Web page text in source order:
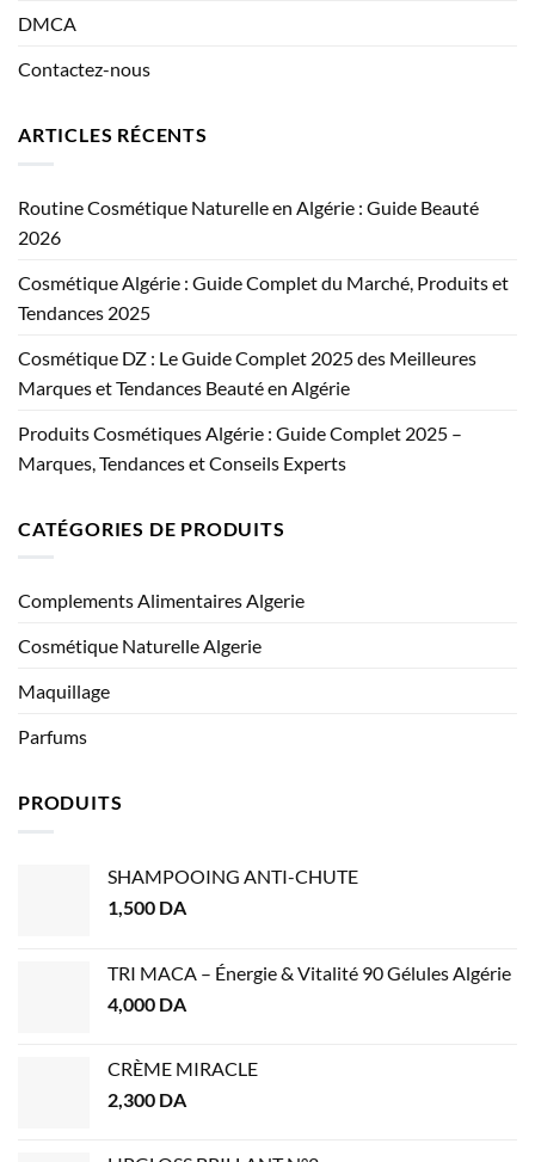
DMCA
Contactez-nous
ARTICLES RÉCENTS
Routine Cosmétique Naturelle en Algérie : Guide Beauté
2026
Cosmétique Algérie : Guide Complet du Marché, Produits et
Tendances 2025
Cosmétique DZ : Le Guide Complet 2025 des Meilleures
Marques et Tendances Beauté en Algérie
Produits Cosmétiques Algérie : Guide Complet 2025 –
Marques, Tendances et Conseils Experts
CATÉGORIES DE PRODUITS
Complements Alimentaires Algerie
Cosmétique Naturelle Algerie
Maquillage
Parfums
PRODUITS
SHAMPOOING ANTI-CHUTE
1,500 DA
TRI MACA – Énergie & Vitalité 90 Gélules Algérie
4,000 DA
CRÈME MIRACLE
2,300 DA